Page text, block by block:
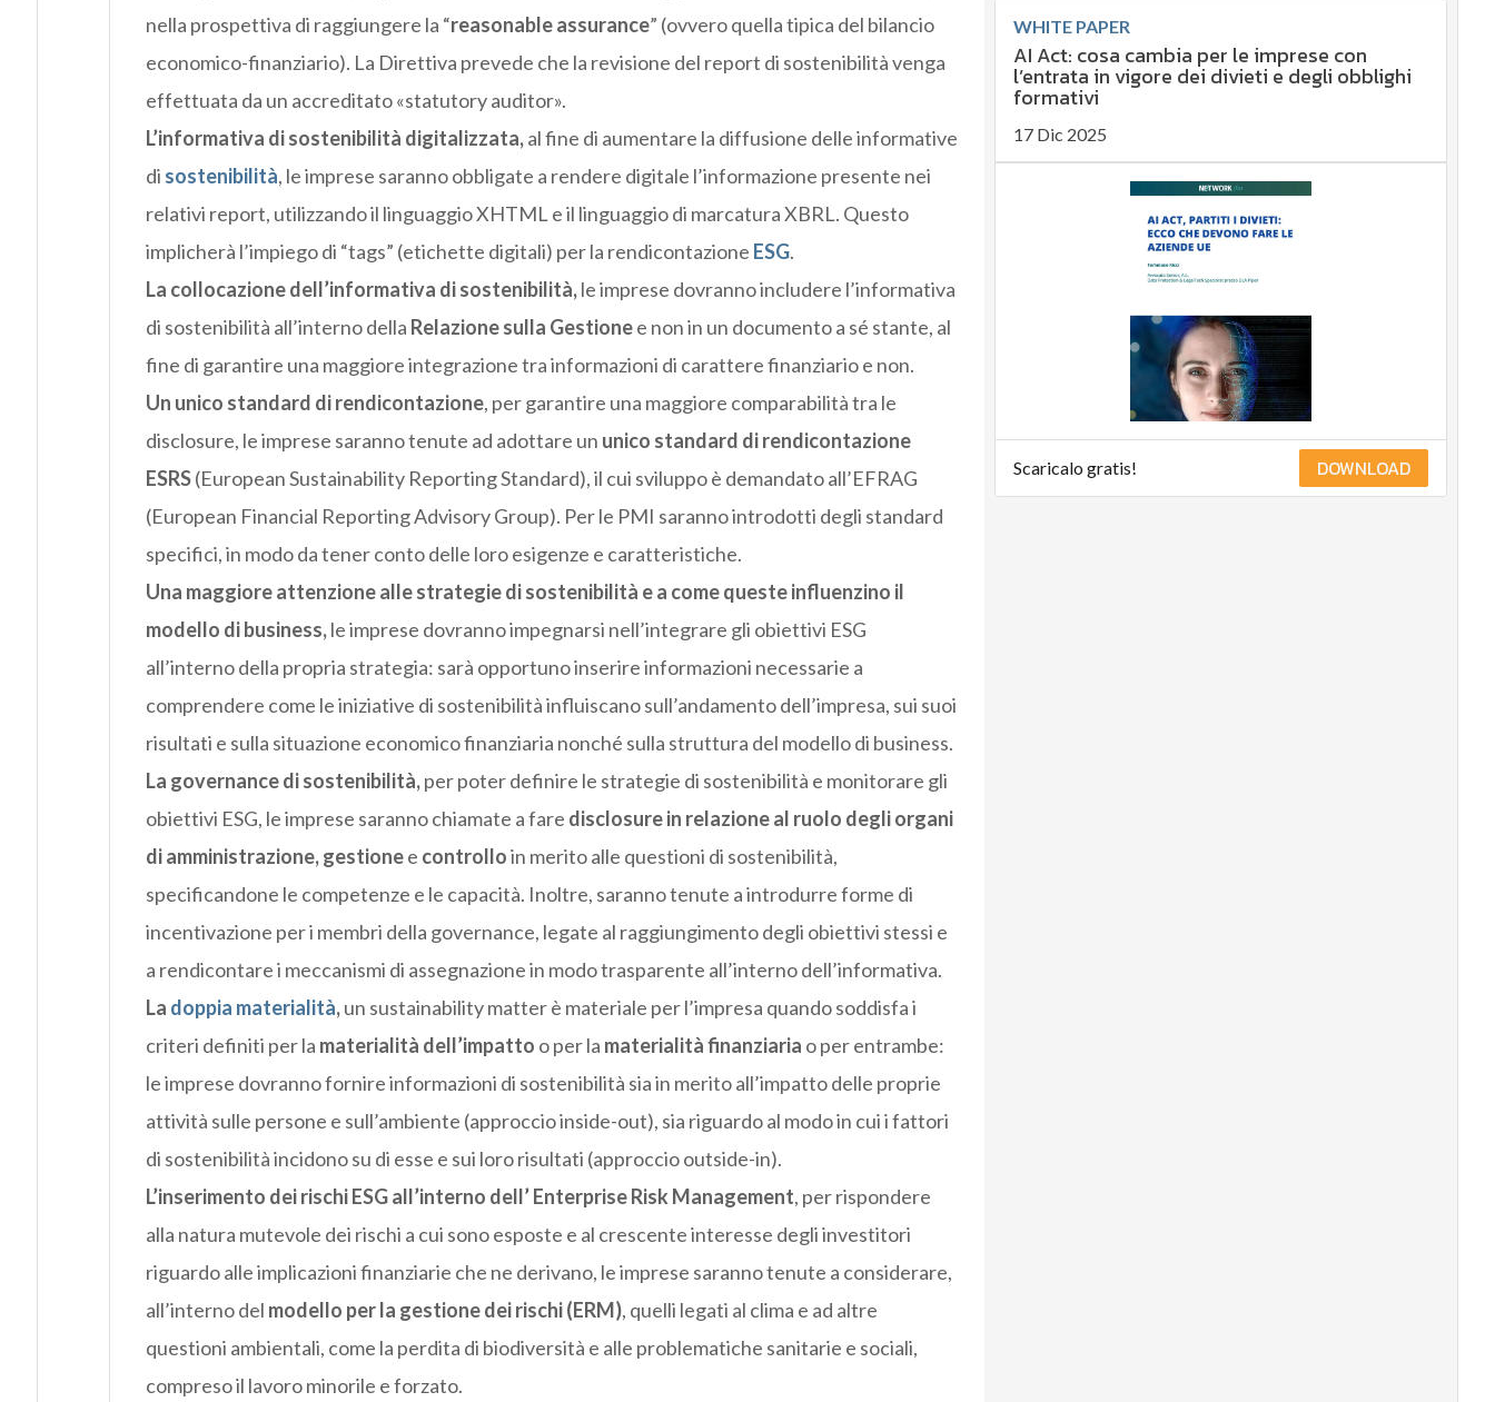
nella prospettiva di raggiungere la “reasonable assurance” (ovvero quella tipica del bilancio
economico-finanziario). La Direttiva prevede che la revisione del report di sostenibilità venga
effettuata da un accreditato «statutory auditor».
L’informativa di sostenibilità digitalizzata,al fine di aumentare la diffusione delle informative
di sostenibilità, le imprese saranno obbligate a rendere digitale l’informazione presente nei
relativi report, utilizzando il linguaggio XHTML e il linguaggio di marcatura XBRL. Questo
implicherà l’impiego di “tags” (etichette digitali) per la rendicontazione ESG.
La collocazione dell’informativa di sostenibilità,le imprese dovranno includere l’informativa
di sostenibilità all’interno della Relazione sulla Gestionee non in un documento a sé stante, al
fine di garantire una maggiore integrazione tra informazioni di carattere finanziario e non.
Un unico standard di rendicontazione, per garantire una maggiore comparabilità tra le
disclosure, le imprese saranno tenute ad adottare un unico standard di rendicontazione
ESRS(European Sustainability Reporting Standard), il cui sviluppo è demandato all’EFRAG
(European Financial Reporting Advisory Group). Per le PMI saranno introdotti degli standard
specifici, in modo da tener conto delle loro esigenze e caratteristiche.
Una maggiore attenzione alle strategie di sostenibilità e a come queste influenzino il
modello di business,le imprese dovranno impegnarsi nell’integrare gli obiettivi ESG
all’interno della propria strategia: sarà opportuno inserire informazioni necessarie a
comprendere come le iniziative di sostenibilità influiscano sull’andamento dell’impresa, sui suoi
risultati e sulla situazione economico finanziaria nonché sulla struttura del modello di business.
La governance di sostenibilità,per poter definire le strategie di sostenibilità e monitorare gli
obiettivi ESG, le imprese saranno chiamate a fare disclosure in relazione al ruolo degli organi
di amministrazione, gestionee controlloin merito alle questioni di sostenibilità,
specificandone le competenze e le capacità. Inoltre, saranno tenute a introdurre forme di
incentivazione per i membri della governance, legate al raggiungimento degli obiettivi stessi e
a rendicontare i meccanismi di assegnazione in modo trasparente all’interno dell’informativa.
La doppia materialità,un sustainability matter è materiale per l’impresa quando soddisfa i
criteri definiti per la materialità dell’impatto o per la materialità finanziaria o per entrambe:
le imprese dovranno fornire informazioni di sostenibilità sia in merito all’impatto delle proprie
attività sulle persone e sull’ambiente (approccio inside-out), sia riguardo al modo in cui i fattori
di sostenibilità incidono su di esse e sui loro risultati (approccio outside-in).
L’inserimento dei rischi ESG all’interno dell’ Enterprise Risk Management, per rispondere
alla natura mutevole dei rischi a cui sono esposte e al crescente interesse degli investitori
riguardo alle implicazioni finanziarie che ne derivano, le imprese saranno tenute a considerare,
all’interno del modello per la gestione dei rischi (ERM), quelli legati al clima e ad altre
questioni ambientali, come la perdita di biodiversità e alle problematiche sanitarie e sociali,
compreso il lavoro minorile e forzato.
WHITE PAPER
AI Act: cosa cambia per le imprese con
l’entrata in vigore dei divieti e degli obblighi
formativi
17 Dic 2025
Scaricalo gratis! DOWNLOAD